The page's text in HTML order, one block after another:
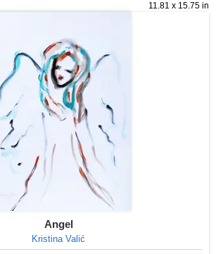
11.81 x 15.75 in
Angel
Kristina Valić